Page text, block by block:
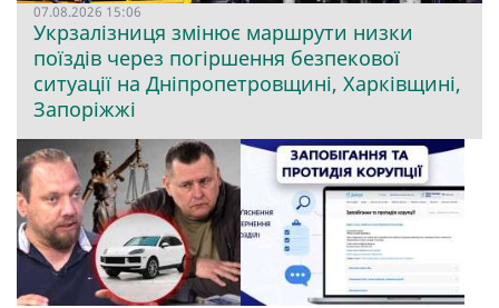
07.08.2026 15:06
Укрзалізниця змінює маршрути низки
поїздів через погіршення безпекової
ситуації на Дніпропетровщині, Харківщині,
Запоріжжі